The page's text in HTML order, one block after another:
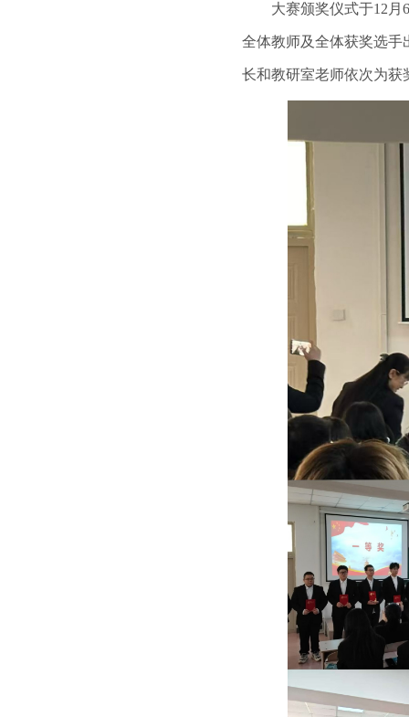
大赛颁奖仪式于12月6
全体教师及全体获奖选手
长和教研室老师依次为获